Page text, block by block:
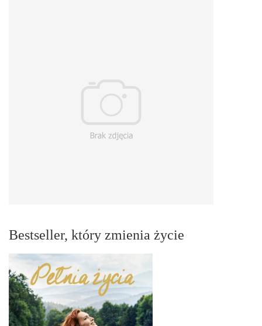
Bestseller, który zmienia życie